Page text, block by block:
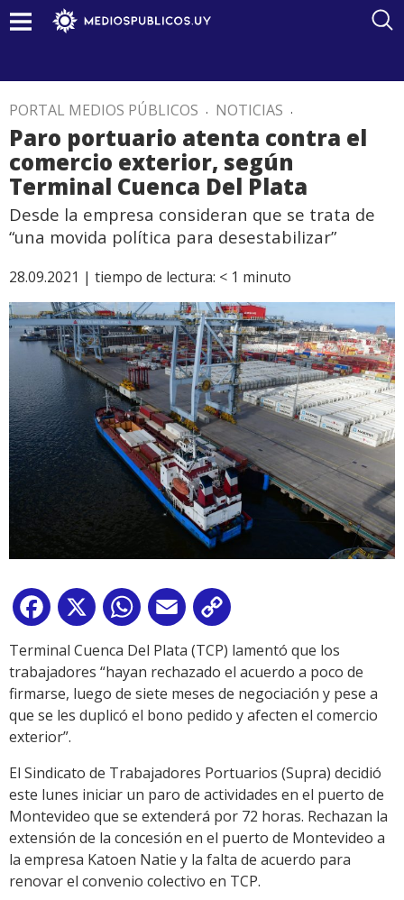
PORTAL MEDIOS PÚBLICOS . NOTICIAS .
Paro portuario atenta contra el
comercio exterior, según
Terminal Cuenca Del Plata
Desde la empresa consideran que se trata de
“una movida política para desestabilizar”
28.09.2021 | tiempo de lectura: < 1 minuto
Facebook
X WhatsApp
Email
Link
Terminal Cuenca Del Plata (TCP) lamentó que los
trabajadores “hayan rechazado el acuerdo a poco de
firmarse, luego de siete meses de negociación y pese a
que se les duplicó el bono pedido y afecten el comercio
exterior”.
El Sindicato de Trabajadores Portuarios (Supra) decidió
este lunes iniciar un paro de actividades en el puerto de
Montevideo que se extenderá por 72 horas. Rechazan la
extensión de la concesión en el puerto de Montevideo a
la empresa Katoen Natie y la falta de acuerdo para
renovar el convenio colectivo en TCP.